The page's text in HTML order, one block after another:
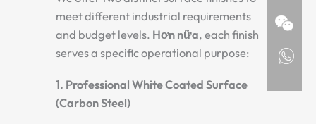
meet different industrial requirements
and budget levels. Hơn nữa, each finish
serves a specific operational purpose:
1. Professional White Coated Surface
(Carbon Steel)